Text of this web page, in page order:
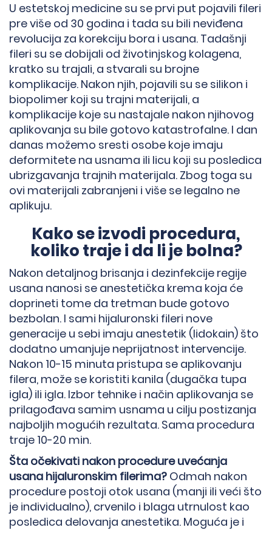
U estetskoj medicine su se prvi put pojavili fileri
pre više od 30 godina i tada su bili neviđena
revolucija za korekciju bora i usana. Tadašnji
fileri su se dobijali od životinjskog kolagena,
kratko su trajali, a stvarali su brojne
komplikacije. Nakon njih, pojavili su se silikon i
biopolimer koji su trajni materijali, a
komplikacije koje su nastajale nakon njihovog
aplikovanja su bile gotovo katastrofalne. I dan
danas možemo sresti osobe koje imaju
deformitete na usnama ili licu koji su posledica
ubrizgavanja trajnih materijala. Zbog toga su
ovi materijali zabranjeni i više se legalno ne
aplikuju.
Kako se izvodi procedura,
koliko traje i da li je bolna?
Nakon detaljnog brisanja i dezinfekcije regije
usana nanosi se anestetička krema koja će
doprineti tome da tretman bude gotovo
bezbolan. I sami hijaluronski fileri nove
generacije u sebi imaju anestetik (lidokain) što
dodatno umanjuje neprijatnost intervencije.
Nakon 10-15 minuta pristupa se aplikovanju
filera, može se koristiti kanila (dugačka tupa
igla) ili igla. Izbor tehnike i način aplikovanja se
prilagođava samim usnama u cilju postizanja
najboljih mogućih rezultata. Sama procedura
traje 10-20 min.
Šta očekivati nakon procedure uvećanja
usana hijaluronskim filerima? Odmah nakon
procedure postoji otok usana (manji ili veći što
je individualno), crvenilo i blaga utrnulost kao
posledica delovanja anestetika. Moguća je i